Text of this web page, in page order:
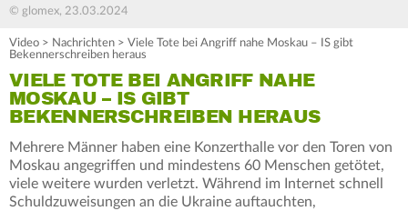
© glomex, 23.03.2024
Video > Nachrichten > Viele Tote bei Angriff nahe Moskau – IS gibt
Bekennerschreiben heraus
VIELE TOTE BEI ANGRIFF NAHE
MOSKAU – IS GIBT
BEKENNERSCHREIBEN HERAUS
Mehrere Männer haben eine Konzerthalle vor den Toren von
Moskau angegriffen und mindestens 60 Menschen getötet,
viele weitere wurden verletzt. Während im Internet schnell
Schuldzuweisungen an die Ukraine auftauchten,